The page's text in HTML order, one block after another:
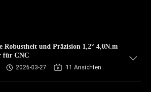
Robustheit und Präzision 1,2° 4,0N.m
für CNC
2026-03-27 11 Ansichten